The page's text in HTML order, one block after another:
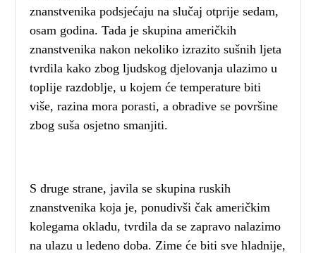
znanstvenika podsjećaju na slučaj otprije sedam,
osam godina. Tada je skupina američkih
znanstvenika nakon nekoliko izrazito sušnih ljeta
tvrdila kako zbog ljudskog djelovanja ulazimo u
toplije razdoblje, u kojem će temperature biti
više, razina mora porasti, a obradive se površine
zbog suša osjetno smanjiti.
S druge strane, javila se skupina ruskih
znanstvenika koja je, ponudivši čak američkim
kolegama okladu, tvrdila da se zapravo nalazimo
na ulazu u ledeno doba. Zime će biti sve hladnije,